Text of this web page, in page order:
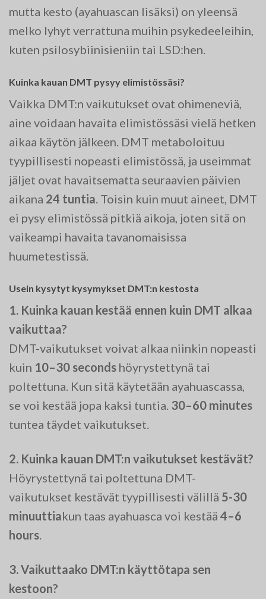
mutta kesto (ayahuascan lisäksi) on yleensä
melko lyhyt verrattuna muihin psykedeeleihin,
kuten psilosybiinisieniin tai LSD:hen.
Kuinka kauan DMT pysyy elimistössäsi?
Vaikka DMT:n vaikutukset ovat ohimeneviä,
aine voidaan havaita elimistössäsi vielä hetken
aikaa käytön jälkeen. DMT metaboloituu
tyypillisesti nopeasti elimistössä, ja useimmat
jäljet ovat havaitsematta seuraavien päivien
aikana 24 tuntia . Toisin kuin muut aineet, DMT
ei pysy elimistössä pitkiä aikoja, joten sitä on
vaikeampi havaita tavanomaisissa
huumetestissä.
Usein kysytyt kysymykset DMT:n kestosta
1. Kuinka kauan kestää ennen kuin DMT alkaa
vaikuttaa?
DMT-vaikutukset voivat alkaa niinkin nopeasti
kuin 10–30 seconds höyrystettynä tai
poltettuna. Kun sitä käytetään ayahuascassa,
se voi kestää jopa kaksi tuntia. 30–60 minutes
tuntea täydet vaikutukset.
2. Kuinka kauan DMT:n vaikutukset kestävät?
Höyrystettynä tai poltettuna DMT-
vaikutukset kestävät tyypillisesti välillä 5-30
minuuttiakun taas ayahuasca voi kestää 4–6
hours
3. Vaikuttaako DMT:n käyttötapa sen
kestoon?